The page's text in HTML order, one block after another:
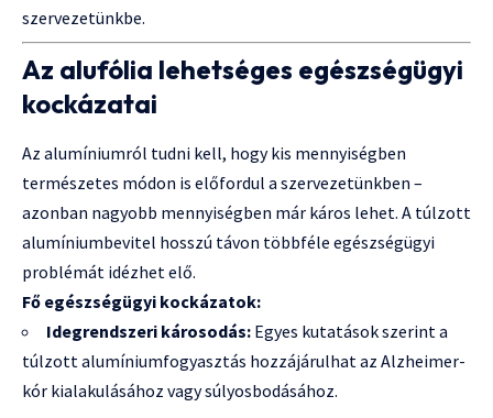
szervezetünkbe.
Az alufólia lehetséges egészségügyi
kockázatai
Az alumíniumról tudni kell, hogy kis mennyiségben
természetes módon is előfordul a szervezetünkben –
azonban nagyobb mennyiségben már káros lehet. A túlzott
alumíniumbevitel hosszú távon többféle egészségügyi
problémát idézhet elő.
Fő egészségügyi kockázatok:
Idegrendszeri károsodás: Egyes kutatások szerint a
túlzott alumíniumfogyasztás hozzájárulhat az Alzheimer-
kór kialakulásához vagy súlyosbodásához.